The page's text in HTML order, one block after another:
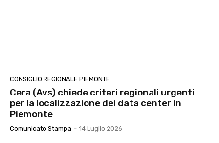
CONSIGLIO REGIONALE PIEMONTE
Cera (Avs) chiede criteri regionali urgenti
per la localizzazione dei data center in
Piemonte
Comunicato Stampa - 14 Luglio 2026